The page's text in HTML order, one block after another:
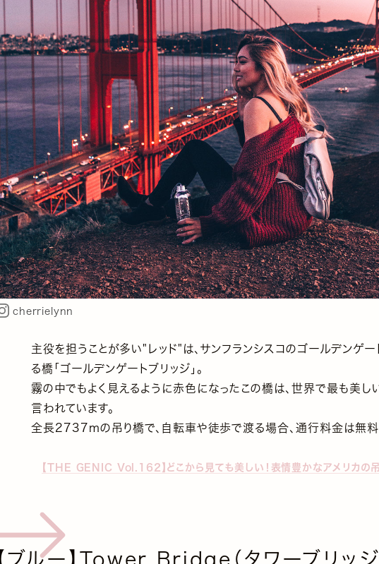
cherrielynn
主役を担うことが多い"レッド"は、サンフランシスコのゴールデンゲ
る橋「ゴールデンゲートブリッジ」。
霧の中でもよく見えるように赤色になったこの橋は、世界で最も美し
言われています。
全長2737mの吊り橋で、自転車や徒歩で渡る場合、通行料金は無料
【THE GENIC Vol.162】どこから見ても美しい！表情豊かなアメリカの
【ブルー】Tower Bridge（タワーブリッジ